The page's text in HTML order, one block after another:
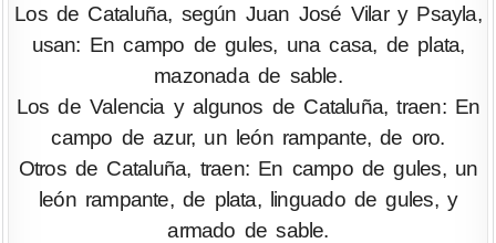
Los de Cataluña, según Juan José Vilar y Psayla,
usan: En campo de gules, una casa, de plata,
mazonada de sable.
Los de Valencia y algunos de Cataluña, traen: En
campo de azur, un león rampante, de oro.
Otros de Cataluña, traen: En campo de gules, un
león rampante, de plata, linguado de gules, y
armado de sable.